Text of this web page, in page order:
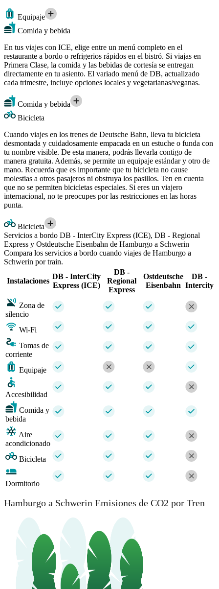
Equipaje
Comida y bebida
En tus viajes con ICE, elige entre un menú completo en el
restaurante a bordo o refrigerios rápidos en el bistró. Si viajas en
Primera Clase, la comida y las bebidas de cortesía se entregan
directamente en tu asiento. El variado menú de DB, actualizado
cada trimestre, incluye opciones locales y vegetarianas/veganas.
Comida y bebida
Bicicleta
Cuando viajes en los trenes de Deutsche Bahn, lleva tu bicicleta
desmontada y cuidadosamente empacada en un estuche o funda con
tu nombre visible. De esta manera, podrás llevarla contigo de
manera gratuita. Además, se permite un equipaje estándar y otro de
mano. Recuerda que es importante que tu bicicleta no cause
molestias a otros pasajeros ni obstruya los pasillos. Ten en cuenta
que no se permiten bicicletas especiales. Si eres un viajero
internacional, no te preocupes por las restricciones en las horas
punta.
Bicicleta
Servicios a bordo DB - InterCity Express (ICE), DB - Regional
Express y Ostdeutsche Eisenbahn de Hamburgo a Schwerin
Compara los servicios a bordo cuando viajes de Hamburgo a
Schwerin por train.
Instalaciones
DB - InterCity
Express (ICE)
DB -
Regional
Express
Ostdeutsche
Eisenbahn
DB -
Intercity
Zona de
silencio
Wi-Fi
Tomas de
corriente
Equipaje
Accesibilidad
Comida y
bebida
Aire
acondicionado
Bicicleta
Dormitorio
Hamburgo a Schwerin Emisiones de CO2 por Tren